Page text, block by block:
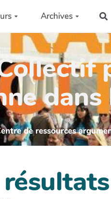
Archives
de ressources